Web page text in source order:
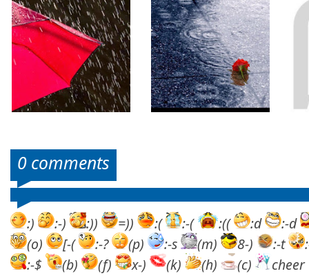
0 comments
:) :-) :)) =)) :( :-( :(( :d
:-d
(o)
[-( :-? (p) :-s (m) 8-) :-t
:-$
(b) (f) x-) (k) (h) (c) cheer